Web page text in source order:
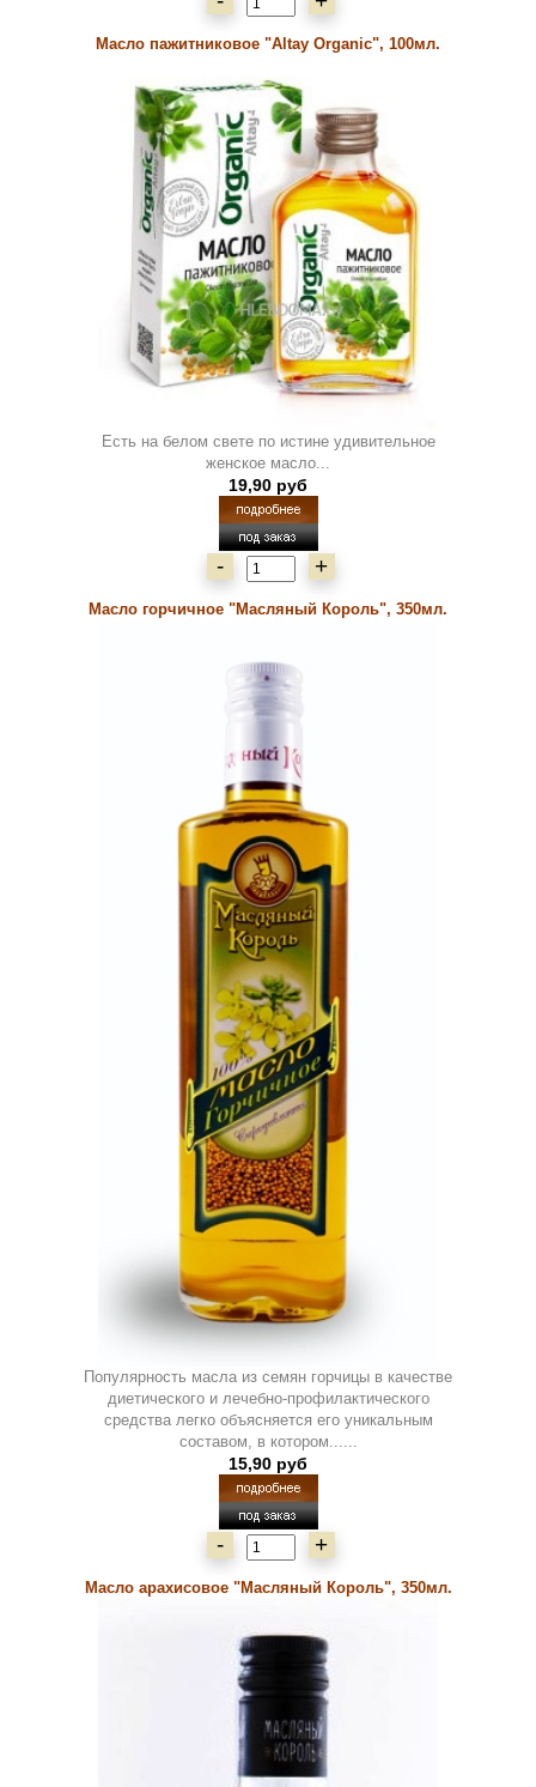
Масло пажитниковое "Altay Organic", 100мл.
Есть на белом свете по истине удивительное
женское масло...
19,90 руб
- +
Масло горчичное "Масляный Король", 350мл.
Популярность масла из семян горчицы в качестве
диетического и лечебно-профилактического
средства легко объясняется его уникальным
составом, в котором......
15,90 руб
- +
Масло арахисовое "Масляный Король", 350мл.